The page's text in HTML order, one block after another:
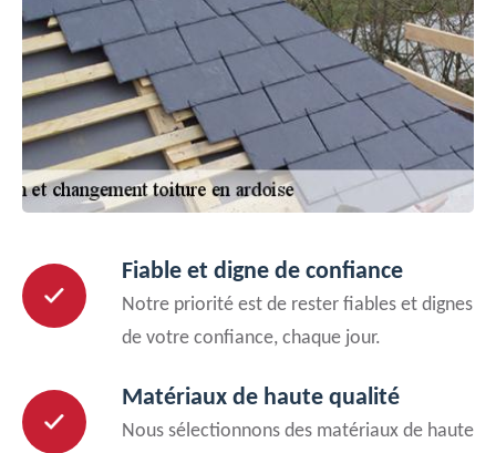
Fiable et digne de confiance
Notre priorité est de rester fiables et dignes
de votre confiance, chaque jour.
Matériaux de haute qualité
Nous sélectionnons des matériaux de haute